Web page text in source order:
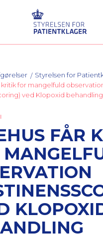
Styrelsen for
kritik for mangelfuld
ved Klopoxid behandling
FÅR